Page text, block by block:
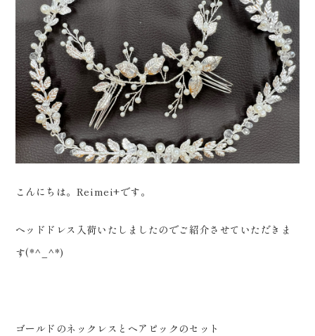
〒963-8041
福島県郡山市富田町権現林9−１
来店のご予約
お問い合わせ
プライバシーポリシー
こんにちは。Reimei+です。
ヘッドドレス入荷いたしましたのでご紹介させていただきま
す(*^_^*)
ゴールドのネックレスとヘアピックのセット